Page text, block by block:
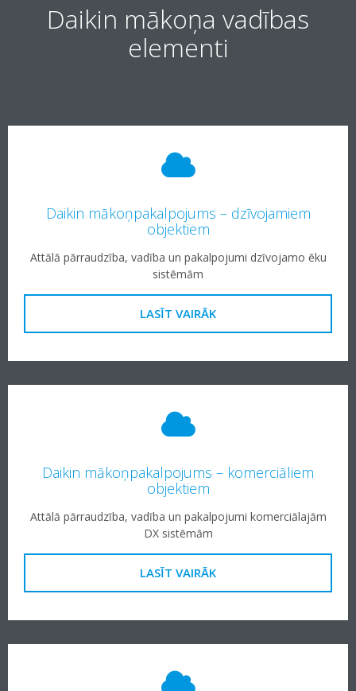
Daikin mākoņa vadības
elementi
Daikin mākoņpakalpojums – dzīvojamiem
objektiem
Attālā pārraudzība, vadība un pakalpojumi dzīvojamo ēku
sistēmām
LASĪT VAIRĀK
Daikin mākoņpakalpojums – komerciāliem
objektiem
Attālā pārraudzība, vadība un pakalpojumi komerciālajām
DX sistēmām
LASĪT VAIRĀK